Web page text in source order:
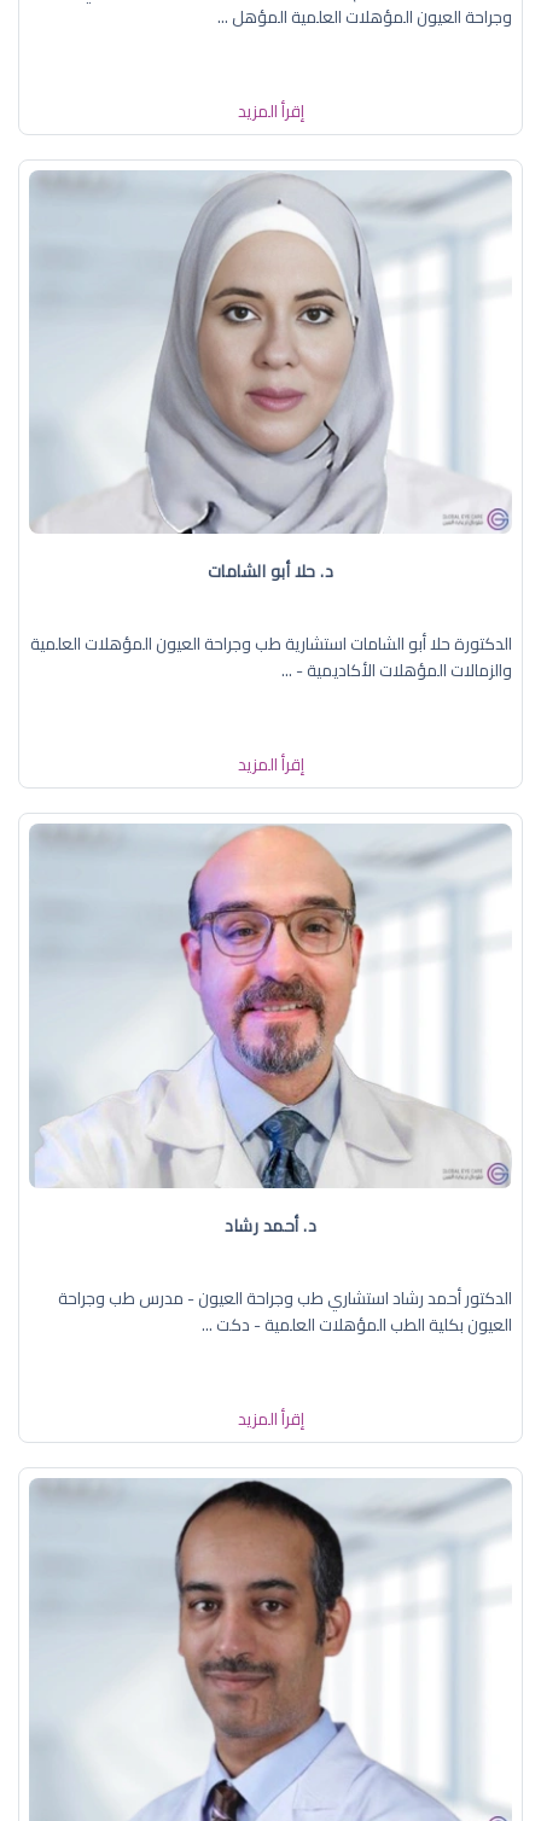
وجراحة العيون المؤهلات العلمية المؤهل ...
إقرأ المزيد
د. حلا أبو الشامات
الدكتورة حلا أبو الشامات استشارية طب وجراحة العيون المؤهلات العلمية
والزمالات المؤهلات الأكاديمية - ...
إقرأ المزيد
د. ‏أحمد رشاد
الدكتور أحمد رشاد استشاري طب وجراحة العيون - مدرس طب وجراحة
العيون بكلية الطب المؤهلات العلمية - دكت ...
إقرأ المزيد